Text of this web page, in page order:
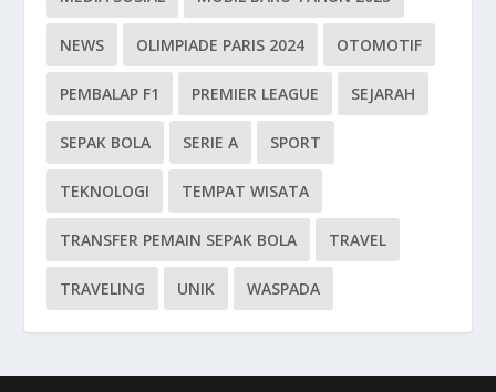
NEWS OLIMPIADE PARIS 2024 OTOMOTIF
PEMBALAP F1 PREMIER LEAGUE SEJARAH
SEPAK BOLA SERIE A SPORT
TEKNOLOGI TEMPAT WISATA
TRANSFER PEMAIN SEPAK BOLA TRAVEL
TRAVELING UNIK WASPADA